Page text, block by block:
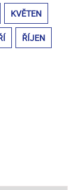
KVĚTEN
ŘÍJEN